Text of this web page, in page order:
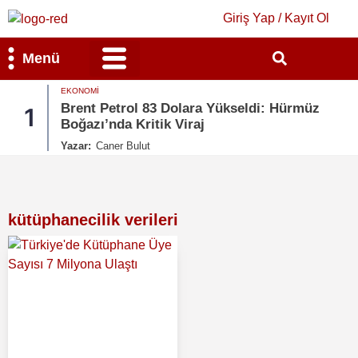
Giriş Yap / Kayıt Ol
Menü
1
EKONOMI
Brent Petrol 83 Dolara Yükseldi: Hürmüz
Boğazı’nda Kritik Viraj
Yazar: Caner Bulut
kütüphanecilik verileri